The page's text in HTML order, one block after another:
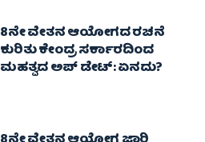
8ನೇ ವೇತನ ಆಯೋಗದ ರಚನೆ
ಕುರಿತು ಕೇಂದ್ರ ಸರ್ಕಾರದಿಂದ
ಮಹತ್ವದ ಅಪ್ ಡೇಟ್: ಏನದು?